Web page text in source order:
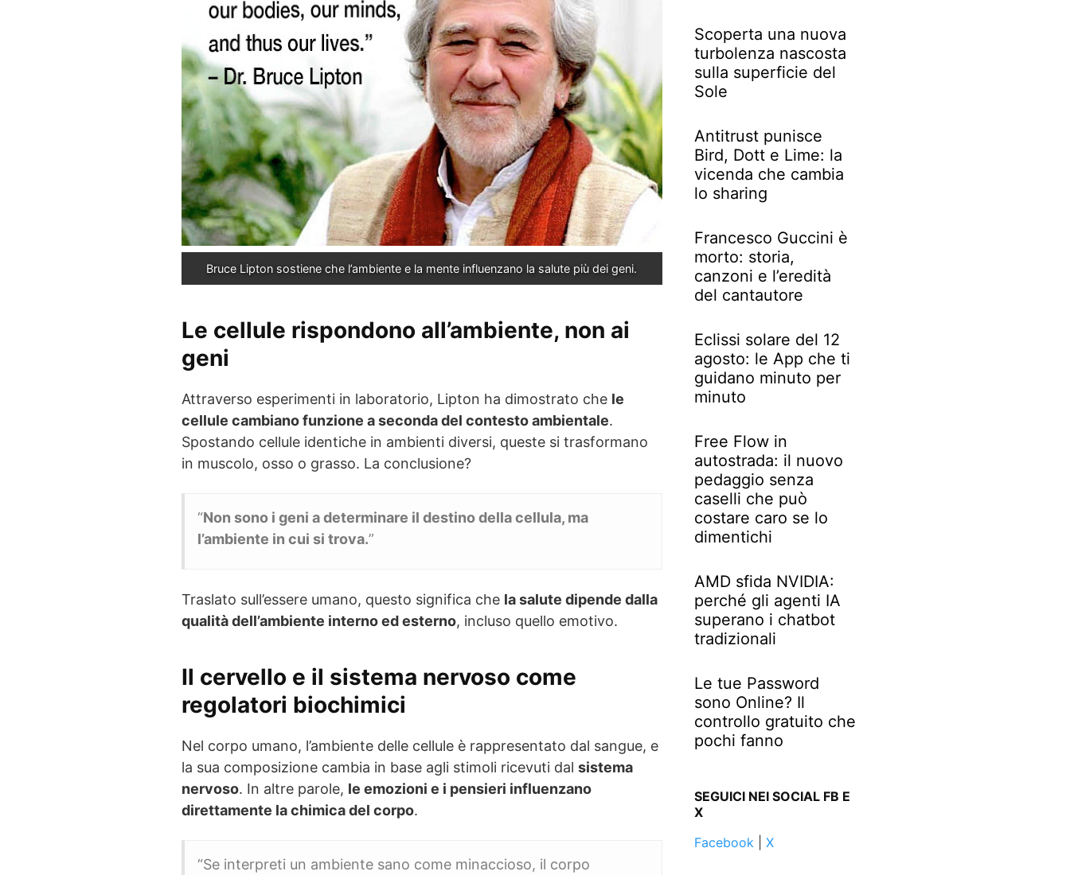
Bruce Lipton sostiene che l’ambiente e la mente influenzano la salute più dei geni.
Le cellule rispondono all’ambiente, non ai
geni
Attraverso esperimenti in laboratorio, Lipton ha dimostrato che le
cellule cambiano funzione a seconda del contesto ambientale.
Spostando cellule identiche in ambienti diversi, queste si trasformano
in muscolo, osso o grasso. La conclusione?
“Non sono i geni a determinare il destino della cellula, ma
l’ambiente in cui si trova.”
Traslato sull’essere umano, questo significa che la salute dipende dalla
qualità dell’ambiente interno ed esterno, incluso quello emotivo.
Il cervello e il sistema nervoso come
regolatori biochimici
Nel corpo umano, l’ambiente delle cellule è rappresentato dal sangue, e
la sua composizione cambia in base agli stimoli ricevuti dal sistema
nervoso. In altre parole, le emozioni e i pensieri influenzano
direttamente la chimica del corpo.
“Se interpreti un ambiente sano come minaccioso, il corpo
Scoperta una nuova
turbolenza nascosta
sulla superficie del
Sole
Antitrust punisce
Bird, Dott e Lime: la
vicenda che cambia
lo sharing
Francesco Guccini è
morto: storia,
canzoni e l’eredità
del cantautore
Eclissi solare del 12
agosto: le App che ti
guidano minuto per
minuto
Free Flow in
autostrada: il nuovo
pedaggio senza
caselli che può
costare caro se lo
dimentichi
AMD sfida NVIDIA:
perché gli agenti IA
superano i chatbot
tradizionali
Le tue Password
sono Online? Il
controllo gratuito che
pochi fanno
SEGUICI NEI SOCIAL FB E
X
Facebook| X